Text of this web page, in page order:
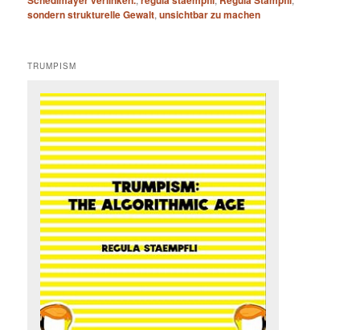
sondern strukturelle Gewalt,unsichtbar zu machen
TRUMPISM